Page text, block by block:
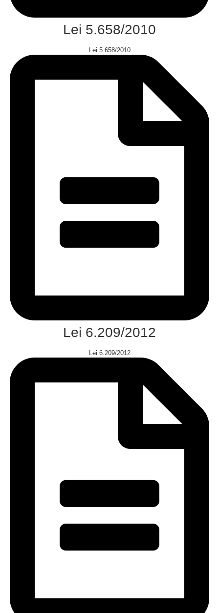
Lei 5.658/2010
Lei 5.658/2010
Lei 6.209/2012
Lei 6.209/2012